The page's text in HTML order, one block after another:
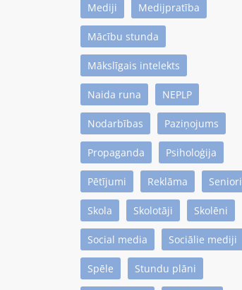
Mediji Medijpratība
Mācību stunda
Mākslīgais intelekts
Naida runa NEPLP
Nodarbības Paziņojums
Propaganda Psiholoģija
Pētījumi Reklāma Seniori
Skola Skolotāji Skolēni
Social media Sociālie mediji
Spēle Stundu plāni